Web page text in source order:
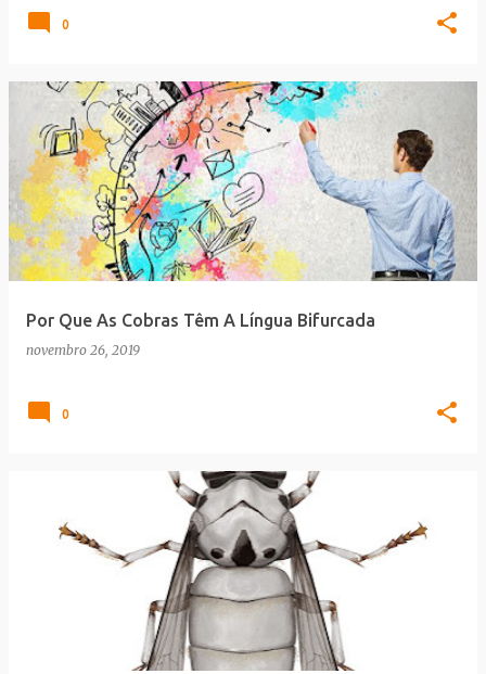
0
Por Que As Cobras Têm A Língua Bifurcada
novembro 26, 2019
0